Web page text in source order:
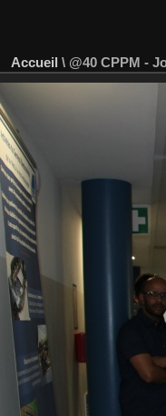
Accueil \ @40 CPPM -